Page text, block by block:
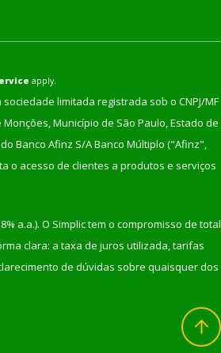
apply.
limitada registrada sob o CNPJ/MF
Monções, Município de São Paulo, Estado de
Banco Afinz S/A Banco Múltiplo ("Afinz",
o acesso de clientes a produtos e serviços
a.a.). O Simplic tem o compromisso de total
clara: a taxa de juros utilizada, tarifas
de dúvidas sobre quaisquer dos
Voltar
ao
topo